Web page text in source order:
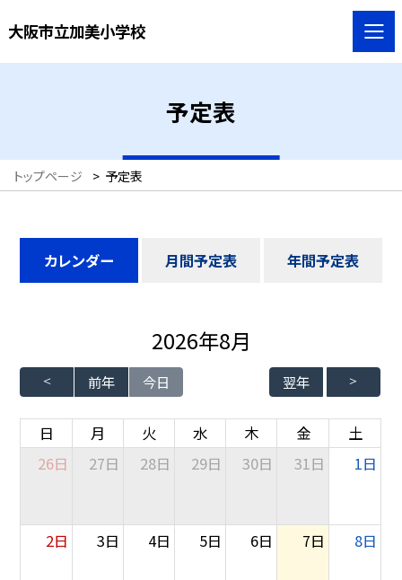
大阪市立加美小学校
予定表
トップページ > 予定表
カレンダー 月間予定表 年間予定表
前年 今日
2026年8月
翌年
日 月 火 水 木 金
土
26日
27日 28日 29日 30日 31日 1日
2日 3日 4日 5日 6日 7日 8日